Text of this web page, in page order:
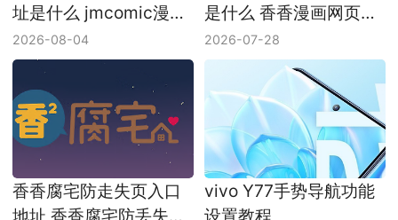
址是什么 jmcomic漫画
地址入口链接
2026-08-04
是什么 香香漫画网页版
在线网址分享
2026-07-28
香香腐宅防走失页入口
地址 香香腐宅防丢失链
vivo Y77手势导航功能
设置教程